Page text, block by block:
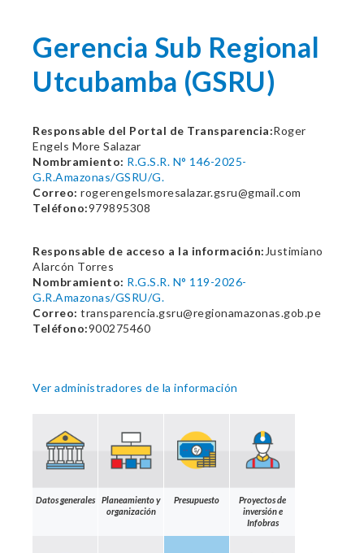
Gerencia Sub Regional
Utcubamba (GSRU)
Responsable del Portal de Transparencia:Roger
Engels More Salazar
Nombramiento: R.G.S.R. N° 146-2025-
G.R.Amazonas/GSRU/G.
Correo: rogerengelsmoresalazar.gsru@gmail.com
Teléfono:979895308
Responsable de acceso a la información: Justimiano
Alarcón Torres
Nombramiento: R.G.S.R. N° 119-2026-
G.R.Amazonas/GSRU/G.
Correo: transparencia.gsru@regionamazonas.gob.pe
Teléfono:900275460
Ver administradores de la información
Datos generales
Planeamiento y
organización
Presupuesto
Proyectos de
inversión e
Infobras